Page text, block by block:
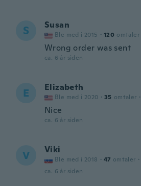
S Susan
Ble med i 2015 · 120 omtaler
Wrong order was sent
ca. 6 år siden
E Elizabeth
Ble med i 2020 · 35 omtaler ·
Nice
ca. 6 år siden
V Viki
Ble med i 2018 · 47 omtaler ·
ca. 6 år siden